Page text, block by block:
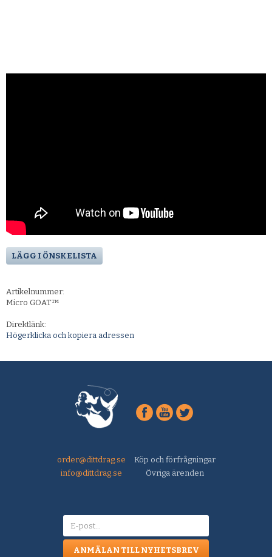
LÄGG I ÖNSKELISTA
Artikelnummer:
Micro GOAT™
Direktlänk:
Högerklicka och kopiera adressen
order@dittdrag.se
Köp och förfrågningar
info@dittdrag.se
Övriga ärenden
ANMÄLAN TILL NYHETSBREV